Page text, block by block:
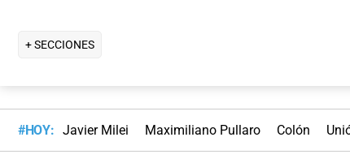
+ SECCIONES
#HOY: Javier Milei Maximiliano Pullaro Colón